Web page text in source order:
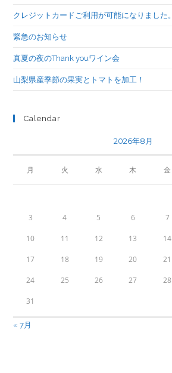
クレジットカードご利用が可能になりました。
緊急のお知らせ
真夏の夜のThank youワイン会
山梨県産季節の果実とトマトを加工！
Calendar
2026年8月
月 火 水 木 金
3 4 5 6 7
10 11 12 13 14
17 18 19 20 21
24 25 26 27 28
31
« 7月